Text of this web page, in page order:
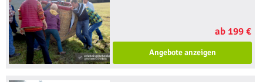
ab 199 €
Angebote anzeigen